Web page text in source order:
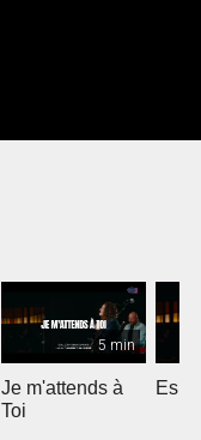
5 min
Je m'attends à
Toi